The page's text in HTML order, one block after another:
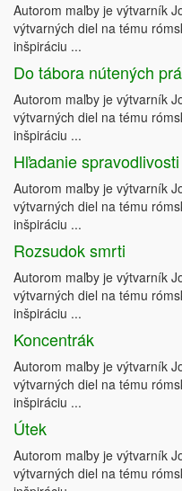
Autorom maľby je výtvarník
výtvarných diel na tému
inšpiráciu ...
Do tábora nútených
Autorom maľby je výtvarník
výtvarných diel na tému
inšpiráciu ...
Hľadanie spravodlivosti
Autorom maľby je výtvarník
výtvarných diel na tému
inšpiráciu ...
Rozsudok smrti
Autorom maľby je výtvarník
výtvarných diel na tému
inšpiráciu ...
Koncentrák
Autorom maľby je výtvarník
výtvarných diel na tému
inšpiráciu ...
Útek
Autorom maľby je výtvarník
výtvarných diel na tému